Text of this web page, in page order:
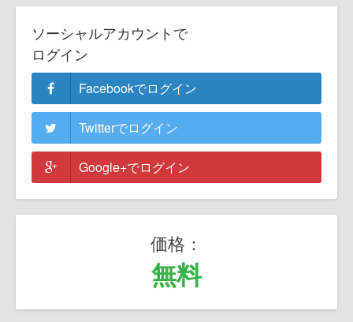
ソーシャルアカウントで
ログイン
Facebookでログイン
Twitterでログイン
Google+でログイン
価格：
無料